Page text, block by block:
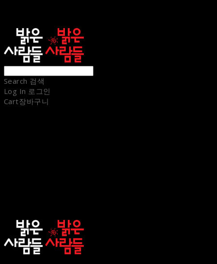
Search 검색
Log In 로그인
Cart장바구니